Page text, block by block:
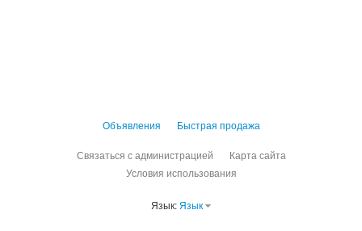
Объявления Быстрая продажа
Связаться с администрацией
Карта сайта
Условия использования
Язык: Язык